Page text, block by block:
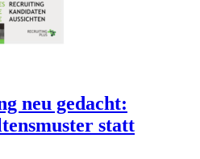
neu gedacht:
statt